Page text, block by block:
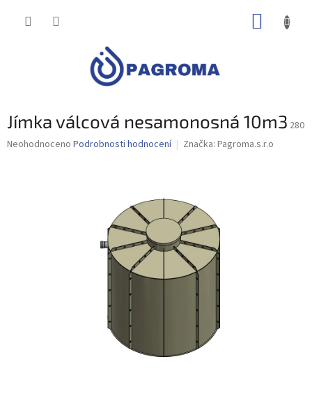
Jímka válcová nesamonosná 10m3 280
Průměrné
Neohodnoceno Podrobnosti hodnocení Značka: Pagroma.s.r.o